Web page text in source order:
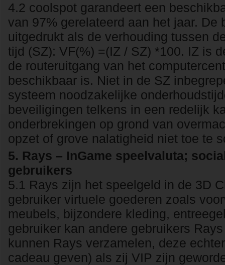
4.2 coolspot garandeert een
van 97% gerelateerd aan het jaar. De
uitgedrukt als de verhouding tussen
tijd (SZ): VF(%) =(IZ / SZ) *100. IZ is
de routeruitgang van het
beschikbaar is. Niet in de SZ
systeem noodzakelijke
beveiligingen telkens in een redelijk
onderbrekingen op grond van
opzet of grove nalatigheid niet toe te
5. Rays – InGame speelvaluta;
gebruikers
5.1 Rays zijn het speelgeld in de 3D
gebruiker virtuele goederen zoals
meubels, bijzondere kleding,
gebruiker kan andere gebruikers
kunnen Rays verzamelen, deze
cadeau geven) als zij VIP zijn